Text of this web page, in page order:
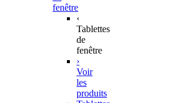
fenêtre
‹
Tablettes
de
fenêtre
›
Voir
les
produits